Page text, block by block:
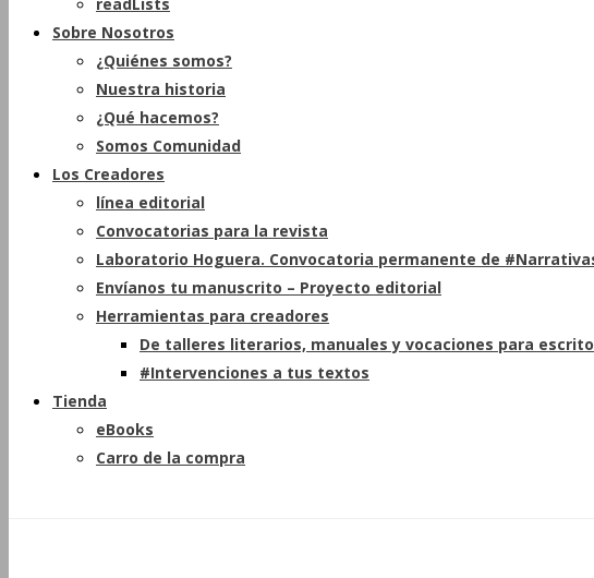
Sobre Nosotros
¿Quiénes somos?
Nuestra historia
¿Qué hacemos?
Somos Comunidad
Los Creadores
línea editorial
Convocatorias para la revista
Laboratorio Hoguera. Convocatoria permanente de
Envíanos tu manuscrito – Proyecto editorial
Herramientas para creadores
De talleres literarios, manuales y vocaciones para
#Intervenciones a tus textos
Tienda
eBooks
Carro de la compra